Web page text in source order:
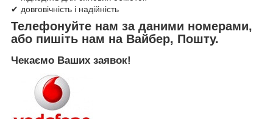
✔ довговічність і надійність
Телефонуйте нам за даними номерами,
або пишіть нам на Вайбер, Пошту.
Чекаємо Ваших заявок!